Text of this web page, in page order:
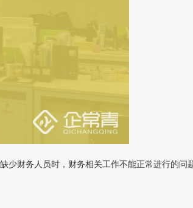
财务人员时，财务相关工作不能正常进行的问